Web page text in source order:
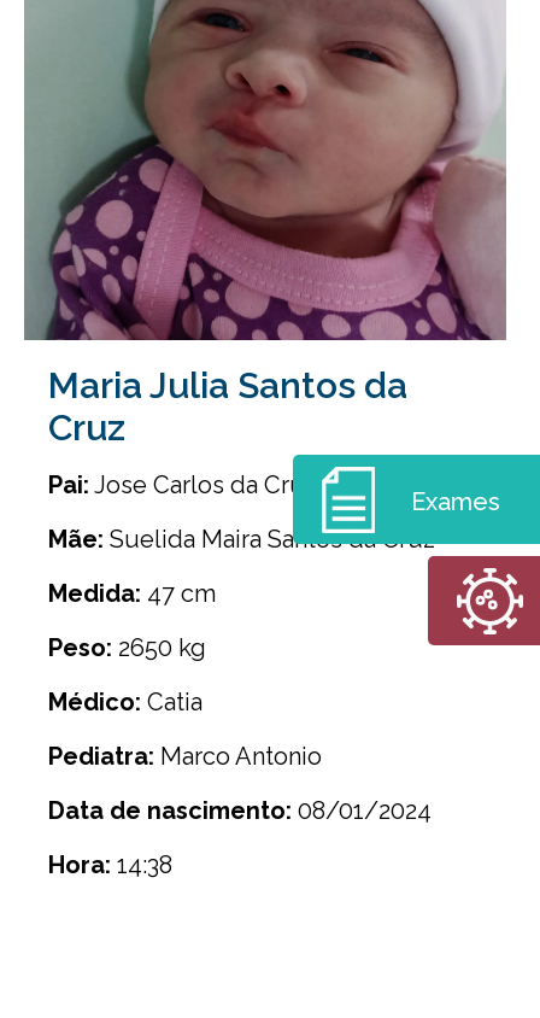
Maria Julia Santos da
Cruz
Pai: Jose Carlos da Cruz
Mãe: Suelida Maira Santos da Cruz
Medida: 47 cm
Peso: 2650 kg
Médico: Catia
Pediatra: Marco Antonio
Data de nascimento: 08/01/2024
Hora: 14:38
Exames